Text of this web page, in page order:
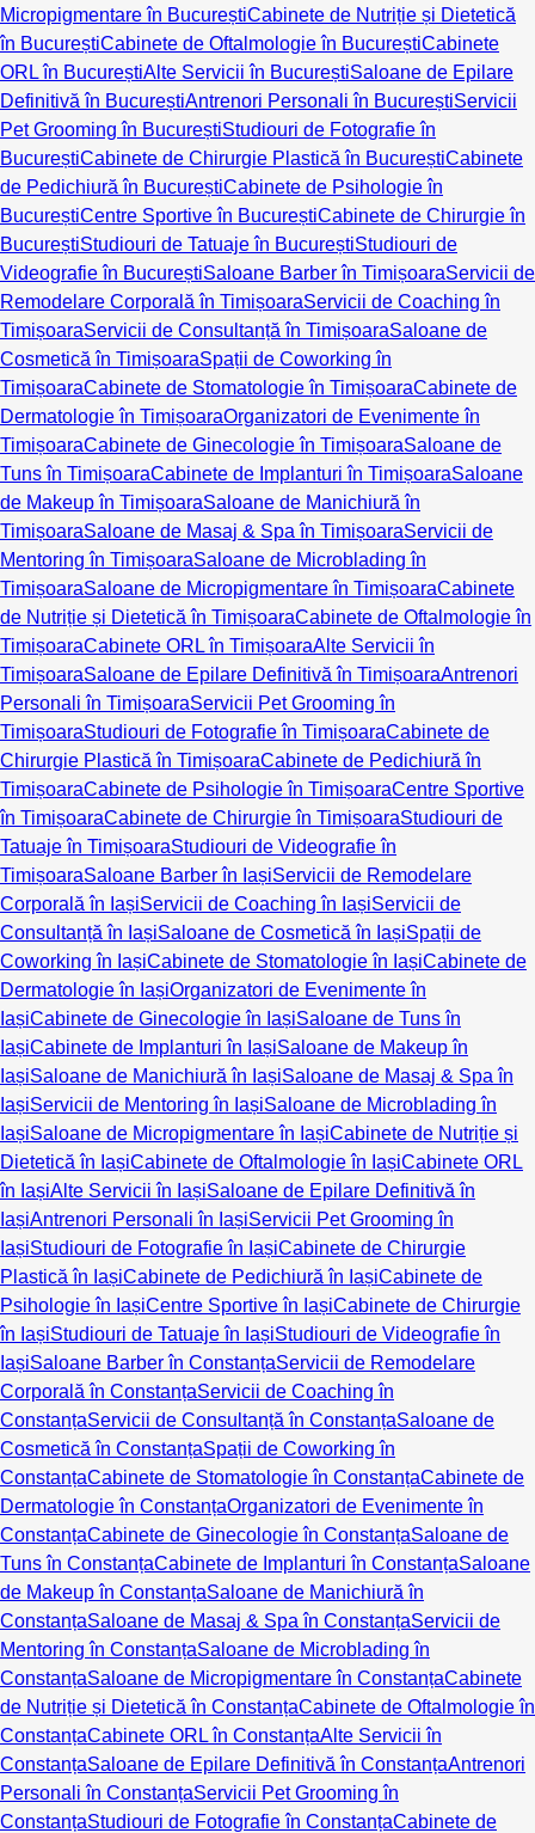
Micropigmentare în BucureștiCabinete de Nutriție și Dietetică
în BucureștiCabinete de Oftalmologie în BucureștiCabinete
ORL în BucureștiAlte Servicii în BucureștiSaloane de Epilare
Definitivă în BucureștiAntrenori Personali în BucureștiServicii
Pet Grooming în BucureștiStudiouri de Fotografie în
BucureștiCabinete de Chirurgie Plastică în BucureștiCabinete
de Pedichiură în BucureștiCabinete de Psihologie în
BucureștiCentre Sportive în BucureștiCabinete de Chirurgie în
BucureștiStudiouri de Tatuaje în BucureștiStudiouri de
Videografie în BucureștiSaloane Barber în TimișoaraServicii de
Remodelare Corporală în TimișoaraServicii de Coaching în
TimișoaraServicii de Consultanță în TimișoaraSaloane de
Cosmetică în TimișoaraSpații de Coworking în
TimișoaraCabinete de Stomatologie în TimișoaraCabinete de
Dermatologie în TimișoaraOrganizatori de Evenimente în
TimișoaraCabinete de Ginecologie în TimișoaraSaloane de
Tuns în TimișoaraCabinete de Implanturi în TimișoaraSaloane
de Makeup în TimișoaraSaloane de Manichiură în
TimișoaraSaloane de Masaj & Spa în TimișoaraServicii de
Mentoring în TimișoaraSaloane de Microblading în
TimișoaraSaloane de Micropigmentare în TimișoaraCabinete
de Nutriție și Dietetică în TimișoaraCabinete de Oftalmologie în
TimișoaraCabinete ORL în TimișoaraAlte Servicii în
TimișoaraSaloane de Epilare Definitivă în TimișoaraAntrenori
Personali în TimișoaraServicii Pet Grooming în
TimișoaraStudiouri de Fotografie în TimișoaraCabinete de
Chirurgie Plastică în TimișoaraCabinete de Pedichiură în
TimișoaraCabinete de Psihologie în TimișoaraCentre Sportive
în TimișoaraCabinete de Chirurgie în TimișoaraStudiouri de
Tatuaje în TimișoaraStudiouri de Videografie în
TimișoaraSaloane Barber în IașiServicii de Remodelare
Corporală în IașiServicii de Coaching în IașiServicii de
Consultanță în IașiSaloane de Cosmetică în IașiSpații de
Coworking în IașiCabinete de Stomatologie în IașiCabinete de
Dermatologie în IașiOrganizatori de Evenimente în
IașiCabinete de Ginecologie în IașiSaloane de Tuns în
IașiCabinete de Implanturi în IașiSaloane de Makeup în
IașiSaloane de Manichiură în IașiSaloane de Masaj & Spa în
IașiServicii de Mentoring în IașiSaloane de Microblading în
IașiSaloane de Micropigmentare în IașiCabinete de Nutriție și
Dietetică în IașiCabinete de Oftalmologie în IașiCabinete ORL
în IașiAlte Servicii în IașiSaloane de Epilare Definitivă în
IașiAntrenori Personali în IașiServicii Pet Grooming în
IașiStudiouri de Fotografie în IașiCabinete de Chirurgie
Plastică în IașiCabinete de Pedichiură în IașiCabinete de
Psihologie în IașiCentre Sportive în IașiCabinete de Chirurgie
în IașiStudiouri de Tatuaje în IașiStudiouri de Videografie în
IașiSaloane Barber în ConstanțaServicii de Remodelare
Corporală în ConstanțaServicii de Coaching în
ConstanțaServicii de Consultanță în ConstanțaSaloane de
Cosmetică în ConstanțaSpații de Coworking în
ConstanțaCabinete de Stomatologie în ConstanțaCabinete de
Dermatologie în ConstanțaOrganizatori de Evenimente în
ConstanțaCabinete de Ginecologie în ConstanțaSaloane de
Tuns în ConstanțaCabinete de Implanturi în ConstanțaSaloane
de Makeup în ConstanțaSaloane de Manichiură în
ConstanțaSaloane de Masaj & Spa în ConstanțaServicii de
Mentoring în ConstanțaSaloane de Microblading în
ConstanțaSaloane de Micropigmentare în ConstanțaCabinete
de Nutriție și Dietetică în ConstanțaCabinete de Oftalmologie în
ConstanțaCabinete ORL în ConstanțaAlte Servicii în
ConstanțaSaloane de Epilare Definitivă în ConstanțaAntrenori
Personali în ConstanțaServicii Pet Grooming în
ConstanțaStudiouri de Fotografie în ConstanțaCabinete de